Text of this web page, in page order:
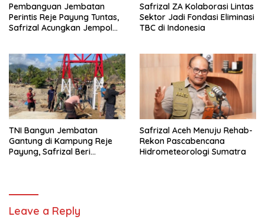
Pembanguan Jembatan
Perintis Reje Payung Tuntas,
Safrizal Acungkan Jempol
Safrizal ZA Kolaborasi Lintas
Sektor Jadi Fondasi Eliminasi
TBC di Indonesia
TNI Bangun Jembatan
Gantung di Kampung Reje
Payung, Safrizal Beri
Safrizal Aceh Menuju Rehab-
Rekon Pascabencana
Hidrometeorologi Sumatra
Leave a Reply